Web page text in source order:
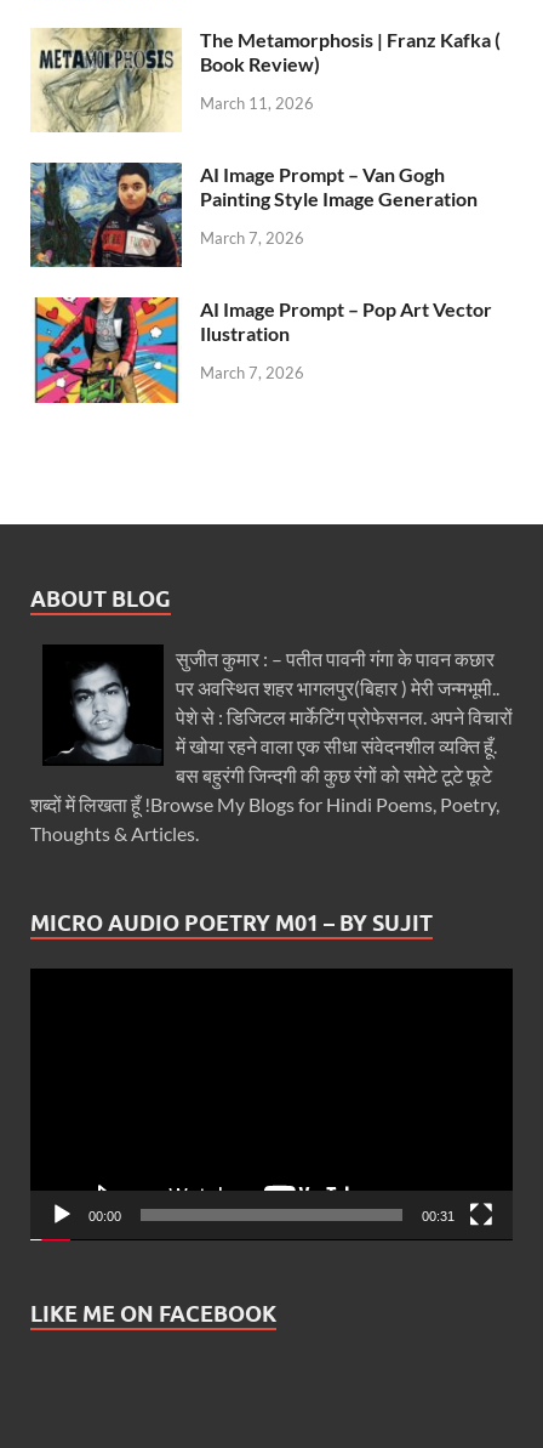
The Metamorphosis | Franz Kafka (
Book Review)
March 11, 2026
AI Image Prompt – Van Gogh
Painting Style Image Generation
March 7, 2026
AI Image Prompt – Pop Art Vector
Ilustration
March 7, 2026
ABOUT BLOG
सुजीत कुमार : – पतीत पावनी गंगा के पावन कछार
पर अवस्थित शहर भागलपुर(बिहार ) मेरी जन्मभूमी..
पेशे से : डिजिटल मार्केटिंग प्रोफेसनल. अपने विचारों
में खोया रहने वाला एक सीधा संवेदनशील व्यक्ति हूँ.
बस बहुरंगी जिन्दगी की कुछ रंगों को समेटे टूटे फूटे
शब्दों में लिखता हूँ !Browse My Blogs for Hindi Poems, Poetry,
Thoughts & Articles.
MICRO AUDIO POETRY M01 – BY SUJIT
00:00 00:31
LIKE ME ON FACEBOOK